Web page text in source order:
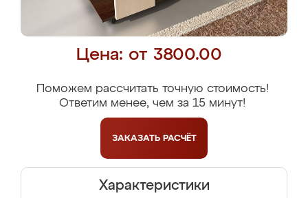
Цена: от 3800.00
Поможем рассчитать точную стоимость!
Ответим менее, чем за 15 минут!
ЗАКАЗАТЬ РАСЧЁТ
Характеристики